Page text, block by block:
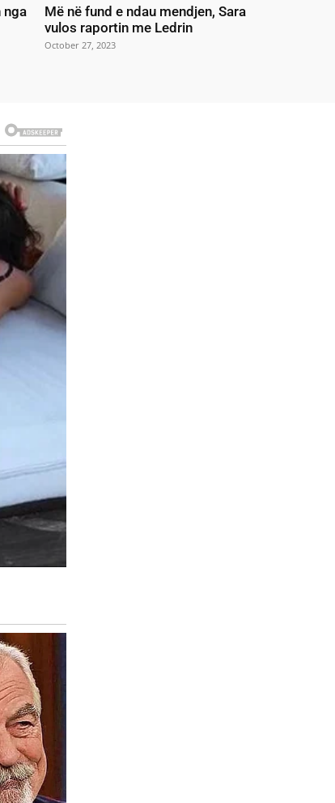
nga
Më në fund e ndau mendjen, Sara
vulos raportin me Ledrin
October 27, 2023